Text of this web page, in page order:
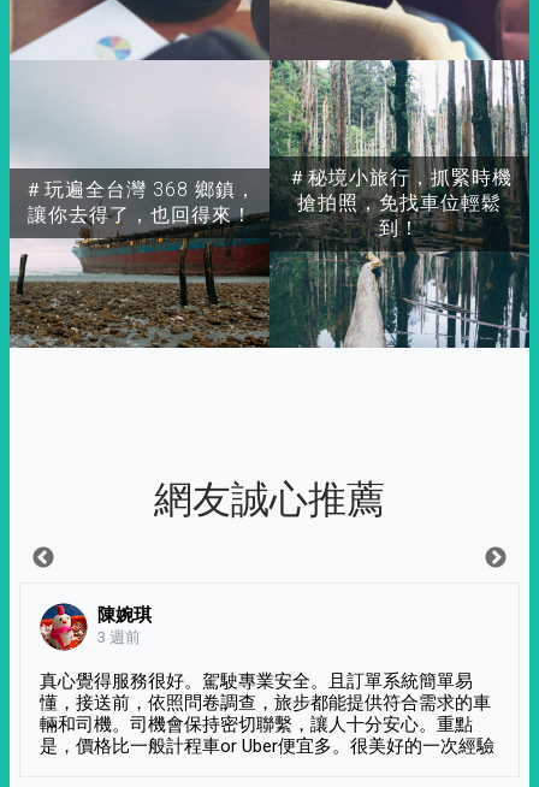
＃玩遍全台灣 368 鄉鎮，
讓你去得了，也回得來！
＃秘境小旅行，抓緊時機
搶拍照，免找車位輕鬆
到！
網友誠心推薦
陳婉琪
3 週前
真心覺得服務很好。駕駛專業安全。且訂單系統簡單易
懂，接送前，依照問卷調查，旅步都能提供符合需求的車
輛和司機。司機會保持密切聯繫，讓人十分安心。重點
是，價格比一般計程車or Uber便宜多。很美好的一次經驗